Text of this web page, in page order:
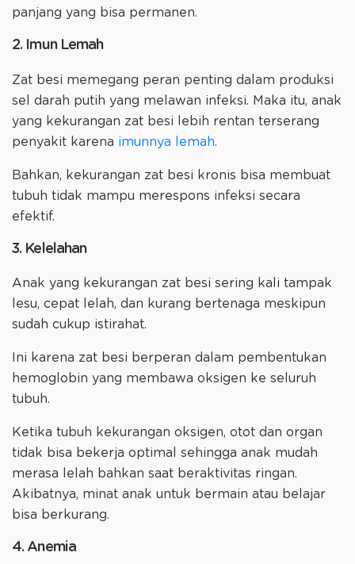
panjang yang bisa permanen.
2. Imun Lemah
Zat besi memegang peran penting dalam produksi
sel darah putih yang melawan infeksi. Maka itu, anak
yang kekurangan zat besi lebih rentan terserang
penyakit karena imunnya lemah.
Bahkan, kekurangan zat besi kronis bisa membuat
tubuh tidak mampu merespons infeksi secara
efektif.
3. Kelelahan
Anak yang kekurangan zat besi sering kali tampak
lesu, cepat lelah, dan kurang bertenaga meskipun
sudah cukup istirahat.
Ini karena zat besi berperan dalam pembentukan
hemoglobin yang membawa oksigen ke seluruh
tubuh.
Ketika tubuh kekurangan oksigen, otot dan organ
tidak bisa bekerja optimal sehingga anak mudah
merasa lelah bahkan saat beraktivitas ringan.
Akibatnya, minat anak untuk bermain atau belajar
bisa berkurang.
4. Anemia